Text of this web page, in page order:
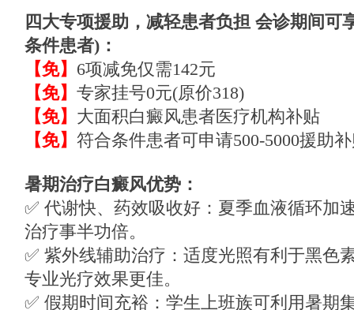
四大专项援助，减轻患者负担 会诊期间可
条件患者)：
【免】 6项减免仅需142元
【免】 专家挂号0元(原价318)
【免】 大面积白癜风患者医疗机构补贴
【免】 符合条件患者可申请500-5000援助
暑期治疗白癜风优势：
✅ 代谢快、药效吸收好：夏季血液循环加
治疗事半功倍。
✅ 紫外线辅助治疗：适度光照有利于黑色
专业光疗效果更佳。
✅ 假期时间充裕：学生上班族可利用暑期